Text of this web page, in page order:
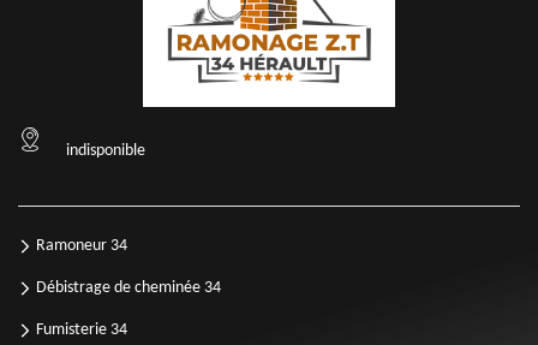
indisponible
Ramoneur 34
Débistrage de cheminée 34
Fumisterie 34